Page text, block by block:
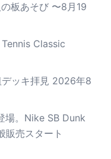
板あそび 〜8月19
Classic
デッキ拝見 2026年8
場。Nike SB Dunk
売スタート